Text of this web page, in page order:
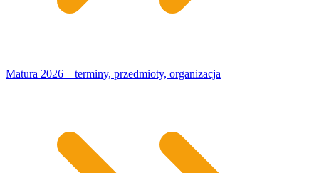
Matura 2026 – terminy, przedmioty, organizacja